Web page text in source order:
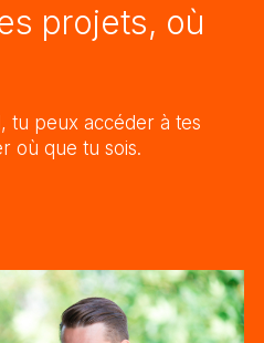
projets, où
tu peux accéder à tes
où que tu sois.